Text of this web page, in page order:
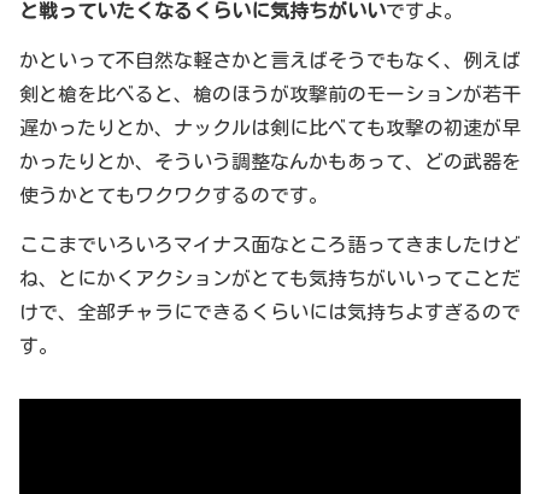
と戦っていたくなるくらいに気持ちがいいですよ。
かといって不自然な軽さかと言えばそうでもなく、例えば
剣と槍を比べると、槍のほうが攻撃前のモーションが若干
遅かったりとか、ナックルは剣に比べても攻撃の初速が早
かったりとか、そういう調整なんかもあって、どの武器を
使うかとてもワクワクするのです。
ここまでいろいろマイナス面なところ語ってきましたけど
ね、とにかくアクションがとても気持ちがいいってことだ
けで、全部チャラにできるくらいには気持ちよすぎるので
す。